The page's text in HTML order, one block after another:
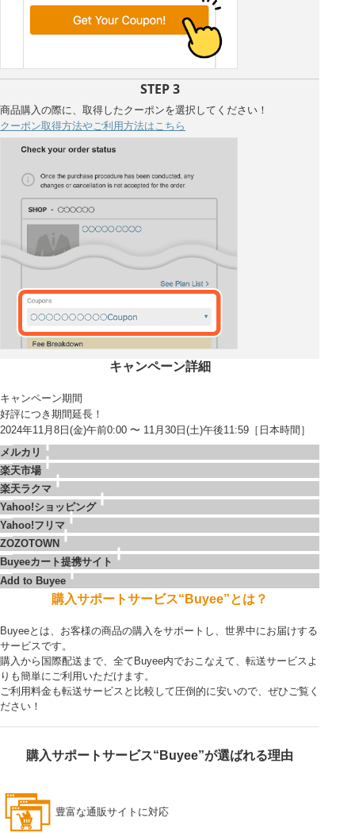
STEP 3
商品購入の際に、取得したクーポンを選択してください！
クーポン取得方法やご利用方法はこちら
キャンペーン詳細
キャンペーン期間
好評につき期間延長！
2024年11月8日(金)午前0:00 〜 11月30日(土)午後11:59［日本時間］
メルカリ
楽天市場
楽天ラクマ
Yahoo!ショッピング
Yahoo!フリマ
ZOZOTOWN
Buyeeカート提携サイト
Add to Buyee
購入サポートサービス“Buyee”とは？
Buyeeとは、お客様の商品の購入をサポートし、世界中にお届けする
サービスです。
購入から国際配送まで、全てBuyee内でおこなえて、転送サービスよ
りも簡単にご利用いただけます。
ご利用料金も転送サービスと比較して圧倒的に安いので、ぜひご覧く
ださい！
購入サポートサービス“Buyee”が選ばれる理由
豊富な通販サイトに対応